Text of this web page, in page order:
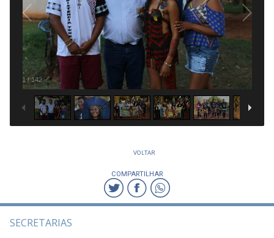
1 /142
VOLTAR
COMPARTILHAR
SECRETARIAS